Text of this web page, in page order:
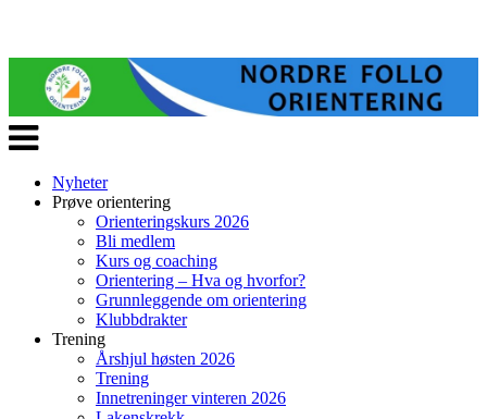
Veksle
navigasjon
Nyheter
Prøve orientering
Orienteringskurs 2026
Bli medlem
Kurs og coaching
Orientering – Hva og hvorfor?
Grunnleggende om orientering
Klubbdrakter
Trening
Årshjul høsten 2026
Trening
Innetreninger vinteren 2026